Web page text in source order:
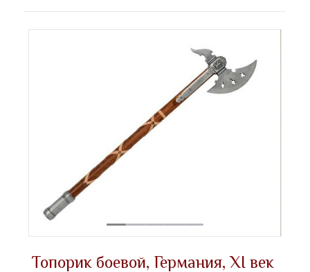
Топорик боевой, Германия, XI век